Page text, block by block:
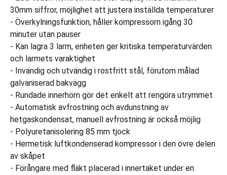
30mm siffror, möjlighet att justera inställda temperaturer
- Överkylningsfunktion, håller kompressorn igång 30
minuter utan pauser
- Kan lagra 3 larm, enheten ger kritiska temperaturvärden
och larmets varaktighet
- Invändig och utvändig i rostfritt stål, förutom målad
galvaniserad bakvägg
- Rundade innerhörn gör det enkelt att rengöra utrymmet
- Automatisk avfrostning och avdunstning av
hetgaskondensat, manuell avfrostning är också möjlig
- Polyuretanisolering 85 mm tjock
- Hermetisk luftkondenserad kompressor i den övre delen
av skåpet
- Förångare med fläkt placerad i innertaket under en